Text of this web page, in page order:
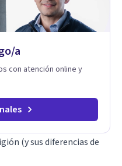
un bienestar integral.
a
con atención online y
(y sus diferencias de